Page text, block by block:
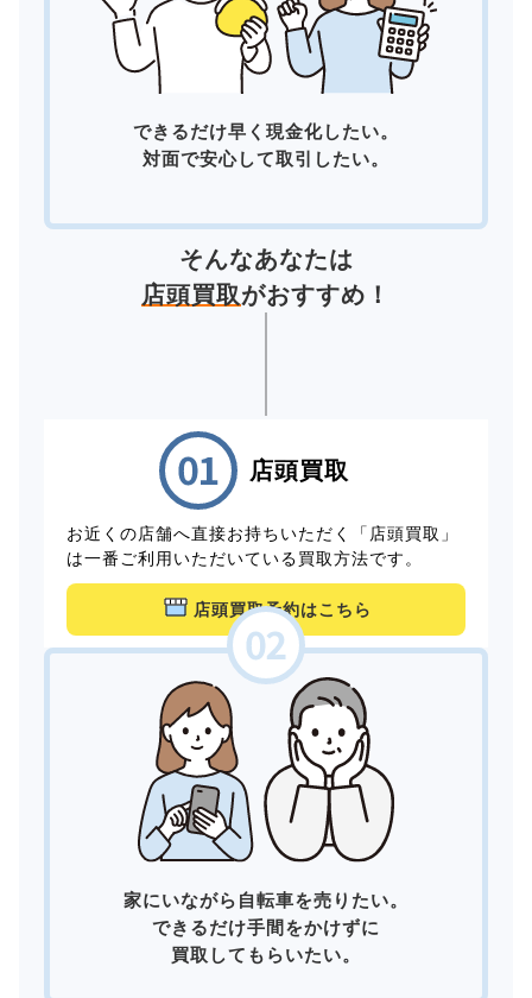
できるだけ早く現金化したい。
対面で安心して取引したい。
そんなあなたは
店頭買取がおすすめ！
店頭買取
お近くの店舗へ直接お持ちいただく「店頭買取」
は一番ご利用いただいている買取方法です。
店頭買取予約はこちら
家にいながら自転車を売りたい。
できるだけ手間をかけずに
買取してもらいたい。